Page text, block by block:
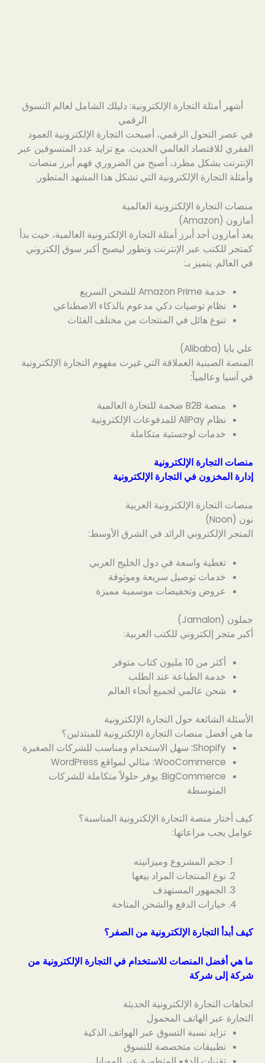
أشهر أمثلة التجارة الإلكترونية: دليلك الشامل لعالم التسوق
الرقمي
في عصر التحول الرقمي، أصبحت التجارة الإلكترونية العمود
الفقري للاقتصاد العالمي الحديث. مع تزايد عدد المتسوقين عبر
الإنترنت بشكل مطرد، أصبح من الضروري فهم أبرز منصات
وأمثلة التجارة الإلكترونية التي تشكل هذا المشهد المتطور.
منصات التجارة الإلكترونية العالمية
أمازون (Amazon)
يعد أمازون أحد أبرز أمثلة التجارة الإلكترونية العالمية، حيث بدأ
كمتجر للكتب عبر الإنترنت وتطور ليصبح أكبر سوق إلكتروني
في العالم. يتميز بـ:
خدمة Amazon Prime للشحن السريع
نظام توصيات ذكي مدعوم بالذكاء الاصطناعي
تنوع هائل في المنتجات من مختلف الفئات
علي بابا (Alibaba)
المنصة الصينية العملاقة التي غيرت مفهوم التجارة الإلكترونية
في آسيا وعالمياً:
منصة B2B ضخمة للتجارة العالمية
نظام AliPay للمدفوعات الإلكترونية
خدمات لوجستية متكاملة
منصات التجارة الإلكترونية
إدارة المخزون في التجارة الإلكترونية
منصات التجارة الإلكترونية العربية
نون (Noon)
المتجر الإلكتروني الرائد في الشرق الأوسط:
تغطية واسعة في دول الخليج العربي
خدمات توصيل سريعة وموثوقة
عروض وتخفيضات موسمية مميزة
جملون (Jamalon)
أكبر متجر إلكتروني للكتب العربية:
أكثر من 10 مليون كتاب متوفر
خدمة الطباعة عند الطلب
شحن عالمي لجميع أنحاء العالم
الأسئلة الشائعة حول التجارة الإلكترونية
ما هي أفضل منصات التجارة الإلكترونية للمبتدئين؟
Shopify: سهل الاستخدام ومناسب للشركات الصغيرة
WooCommerce: مثالي لمواقع WordPress
BigCommerce: يوفر حلولاً متكاملة للشركات
المتوسطة
كيف أختار منصة التجارة الإلكترونية المناسبة؟
عوامل يجب مراعاتها:
حجم المشروع وميزانيته
نوع المنتجات المراد بيعها
الجمهور المستهدف
خيارات الدفع والشحن المتاحة
كيف أبدأ التجارة الإلكترونية من الصفر؟
ما هي أفضل المنصات للاستخدام في التجارة الإلكترونية من
شركة إلى شركة
اتجاهات التجارة الإلكترونية الحديثة
التجارة عبر الهاتف المحمول
تزايد نسبة التسوق عبر الهواتف الذكية
تطبيقات متخصصة للتسوق